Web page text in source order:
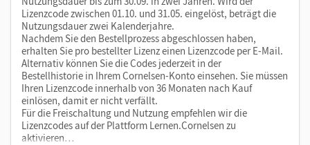
Lizenzcode zwischen 01.10. und 31.05. eingelöst, beträgt die
Nutzungsdauer zwei Kalenderjahre.
Nachdem Sie den Bestellprozess abgeschlossen haben,
erhalten Sie pro bestellter Lizenz einen Lizenzcode per E-Mail.
Alternativ können Sie die Codes jederzeit in der
Bestellhistorie in Ihrem Cornelsen-Konto einsehen. Sie müssen
Ihren Lizenzcode innerhalb von 36 Monaten nach Kauf
einlösen, damit er nicht verfällt.
Für die Freischaltung und Nutzung empfehlen wir die
Lizenzcodes auf der Plattform Lernen.Cornelsen zu
aktivieren…